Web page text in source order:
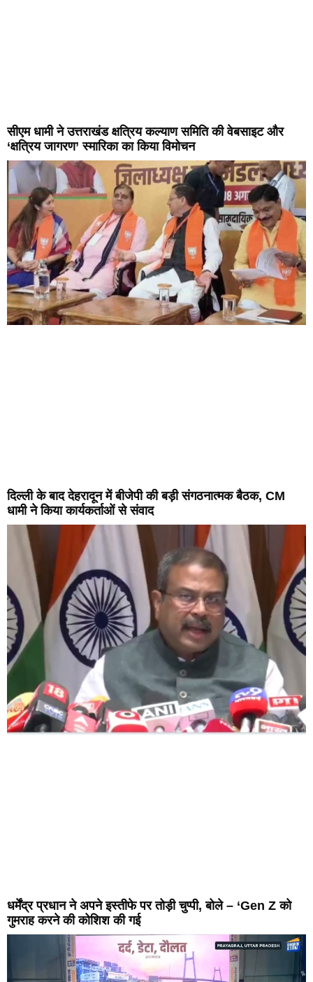
सीएम धामी ने उत्तराखंड क्षत्रिय कल्याण समिति की वेबसाइट और
‘क्षत्रिय जागरण’ स्मारिका का किया विमोचन
दिल्ली के बाद देहरादून में बीजेपी की बड़ी संगठनात्मक बैठक, CM
धामी ने किया कार्यकर्ताओं से संवाद
धर्मेंद्र प्रधान ने अपने इस्तीफे पर तोड़ी चुप्पी, बोले – ‘Gen Z को
गुमराह करने की कोशिश की गई